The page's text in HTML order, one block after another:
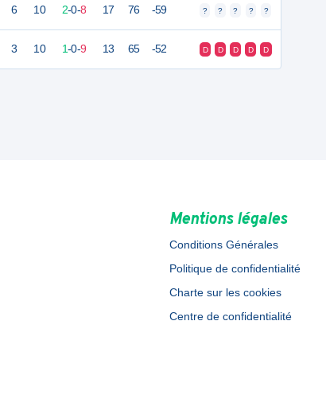
6 10 2-0-8 17 76 -59 ? ? ? ? ?
3 10 1-0-9 13 65 -52 D D D D D
Mentions légales
Conditions Générales
Politique de confidentialité
Charte sur les cookies
Centre de confidentialité